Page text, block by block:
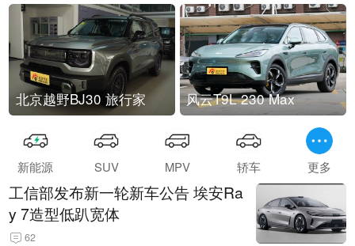
北京越野BJ30 旅行家 风云T9L 230 Max
新能源 SUV MPV 轿车 更多
工信部发布新一轮新车公告 埃安Ra
y 7造型低趴宽体
62